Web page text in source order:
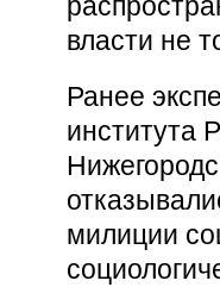
власти не
Ранее
института
милиции